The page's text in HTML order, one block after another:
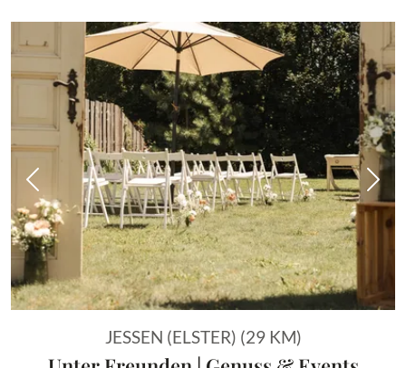
Vorheriges Bild
JESSEN (ELSTER) (29 KM)